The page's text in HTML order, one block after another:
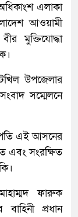
এলাকা
আওয়ামী
মুক্তিযোদ্ধা
উপজেলার
সম্মেলনে
এই আসনের
এবং সংরক্ষিত
ফারুক
প্রধান